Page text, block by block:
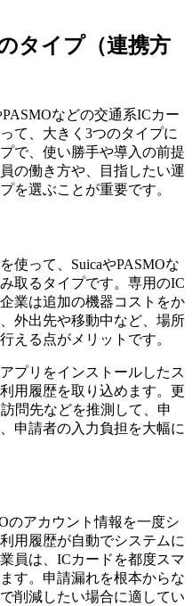
タイプ（連携方
などの交通系ICカー
て、大きく3つのタイプに
で、使い勝手や導入の前提
の働き方や、目指したい運
を選ぶことが重要です。
使って、SuicaやPASMOな
取るタイプです。専用のIC
業は追加の機器コストをか
外出先や移動中など、場所
える点がメリットです。
プリをインストールしたス
用履歴を取り込めます。更
問先などを推測して、申
申請者の入力負担を大幅に
のアカウント情報を一度シ
用履歴が自動でシステムに
員は、ICカードを都度スマ
す。申請漏れを根本からな
削減したい場合に適してい